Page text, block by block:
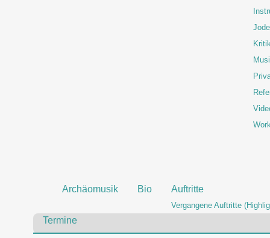
Archäomusik Bio Auftritte
Vergangene Auftritte
Termine